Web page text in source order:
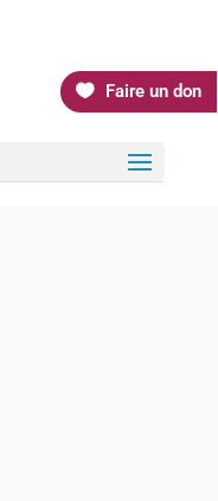
Faire un don